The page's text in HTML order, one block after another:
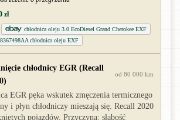
zł
chłodnica oleju 3.0 EcoDiesel Grand Cherokee EXF
chłodnica oleju EXF
chłodnicy EGR (Recall
od 80 000 km
EGR pęka wskutek zmęczenia termicznego
i płyn chłodniczy mieszają się. Recall 2020
pojazdów. Przyczyna: słabość